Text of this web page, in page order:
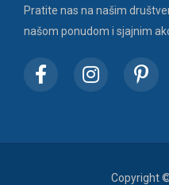
Pratite nas na našim
našom ponudom i sjajnim
Copyright